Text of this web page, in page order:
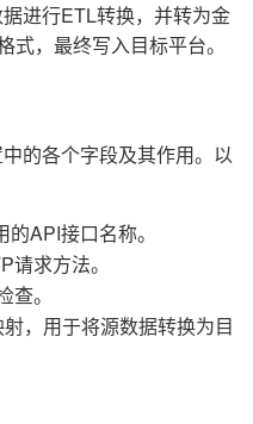
进行ETL转换，并转为金
，最终写入目标平台。
的各个字段及其作用。以
API接口名称。
请求方法。
查。
，用于将源数据转换为目